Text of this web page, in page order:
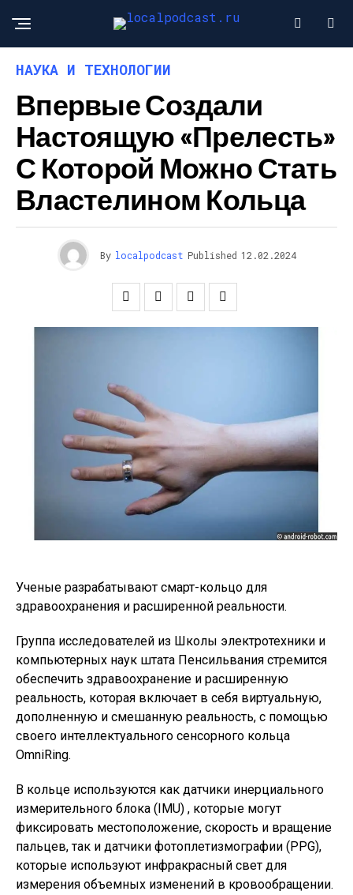
НАУКА И ТЕХНОЛОГИИ
Впервые Создали
Настоящую «Прелесть»
С Которой Можно Стать
Властелином Кольца
By localpodcast Published 12.02.2024
Ученые разрабатывают смарт-кольцо для
здравоохранения и расширенной реальности.
Группа исследователей из Школы электротехники и
компьютерных наук штата Пенсильвания стремится
обеспечить здравоохранение и расширенную
реальность, которая включает в себя виртуальную,
дополненную и смешанную реальность, с помощью
своего интеллектуального сенсорного кольца
OmniRing.
В кольце используются как датчики инерциального
измерительного блока (IMU) , которые могут
фиксировать местоположение, скорость и вращение
пальцев, так и датчики фотоплетизмографии (PPG),
которые используют инфракрасный свет для
измерения объемных изменений в кровообращении.